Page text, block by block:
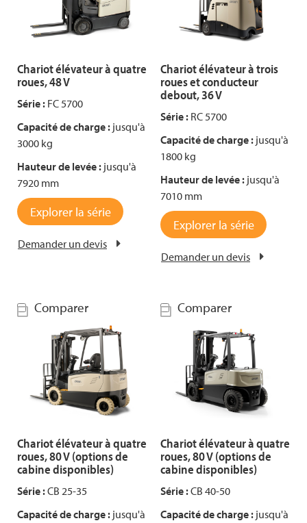
Chariot élévateur à quatre
roues, 48 V
Série : FC 5700
Capacité de charge : jusqu'à
3000 kg
Hauteur de levée : jusqu'à
7920 mm
Explorer la série
Demander un devis
Chariot élévateur à trois
roues et conducteur
debout, 36 V
Série : RC 5700
Capacité de charge : jusqu'à
1800 kg
Hauteur de levée : jusqu'à
7010 mm
Explorer la série
Demander un devis
Comparer
Chariot élévateur à quatre
roues, 80 V (options de
cabine disponibles)
Série :CB 25-35
Capacité de charge : jusqu'à
Comparer
Chariot élévateur à quatre
roues, 80 V (options de
cabine disponibles)
Série :CB 40-50
Capacité de charge : jusqu'à